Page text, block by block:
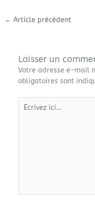
← Article précédent
Laisser un
Votre adresse e-mail
obligatoires sont
Écrivez
ici…